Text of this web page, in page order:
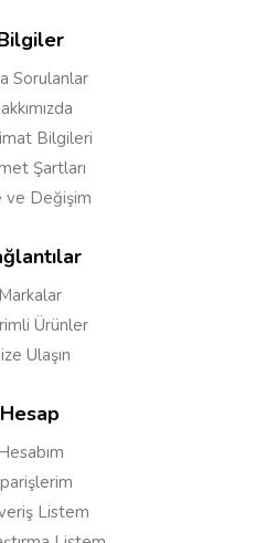
mudur ? ve neden
likitlerde boğaz yanması
ürün gelişleri oldukça
Sorulanlar
Bilgileri
Şartları
ve Değişim
Markalar
Ürünler
Ulaşın
Hesap
Listem